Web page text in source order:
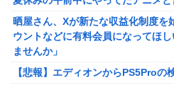
実際『ゼルダ 時オカ』→『風
い
昭和戦隊のロボデザイン、配
【画像】 キャミイの18万円の
晒屋さん、Xが新たな収益化制度を
ウントなどに有料会員になってほ
ませんか」
【悲報】エディオンからPS5Proの